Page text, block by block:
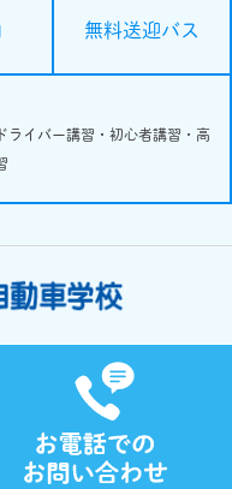
無料送迎バス
ライバー講習・初心者講習・高